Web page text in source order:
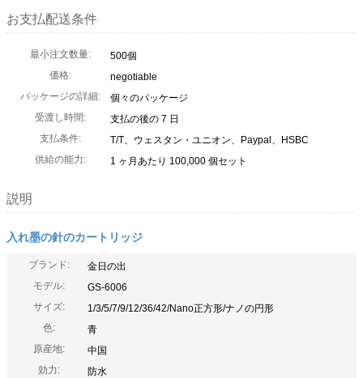
お支払配送条件
最小注文数量:
500個
価格:
negotiable
パッケージの詳細:
個々のパッケージ
受渡し時間:
支払の後の 7 日
支払条件:
T/T、ウェスタン・ユニオン、Paypal、HSBC
供給の能力:
1 ヶ月あたり 100,000 個セット
説明
入れ墨の針のカートリッジ
ブランド:
金日の出
モデル:
GS-6006
サイズ:
1/3/5/7/9/12/36/42/Nano正方形/ナノの円形
色:
青
原産地:
中国
効力:
防水